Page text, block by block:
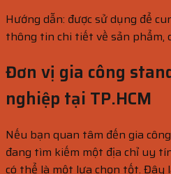
Hướng dẫn: được sử dụng để
thông tin chi tiết về sản phẩm,
Đơn vị gia công
nghiệp tại TP.HCM
Nếu bạn quan tâm đến gia
đang tìm kiếm một địa chỉ uy
có thể là một lựa chọn tốt. Đây